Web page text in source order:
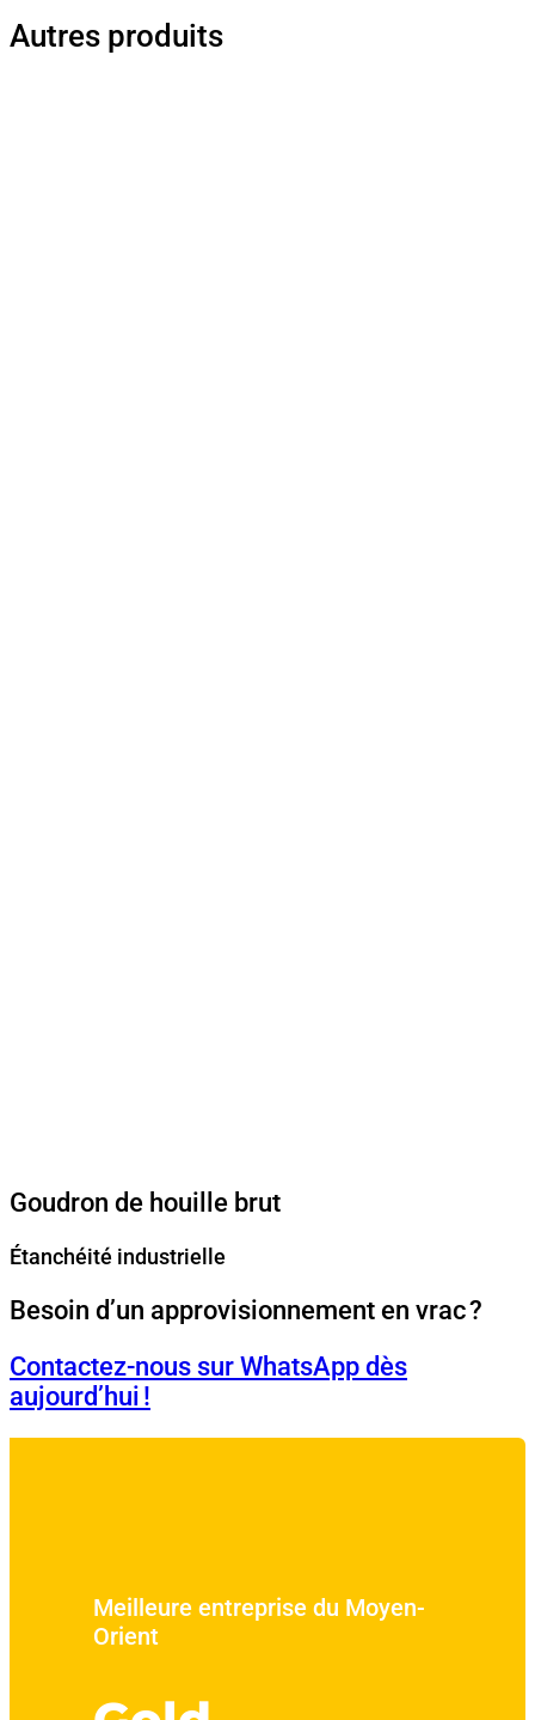
Autres produits
Goudron de houille brut
Étanchéité industrielle
Besoin d’un approvisionnement en vrac ?
Contactez-nous sur WhatsApp dès
aujourd’hui !
Meilleure entreprise du Moyen-
Orient